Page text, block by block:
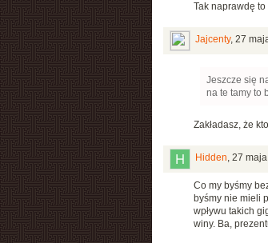
Tak naprawdę
Jajcenty, 27
Jeszcze się
na te tamy to
Zakładasz, że
Hidden, 27
Co my byśmy
byśmy nie mieli
wpływu takich
winy. Ba,